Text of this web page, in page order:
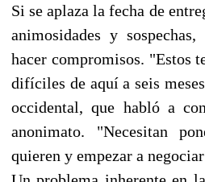
Si se aplaza la fecha de
animosidades y
hacer compromisos. "Estos
difíciles de aquí a seis
occidental, que habló a
anonimato. "Necesitan
quieren y empezar a